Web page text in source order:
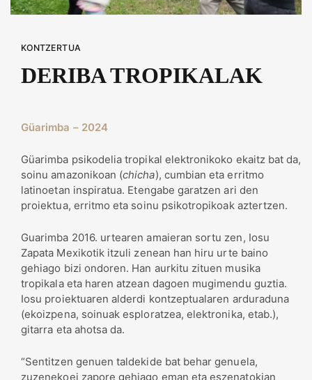
KONTZERTUA
DERIBA TROPIKALAK
Güarimba – 2024
Güarimba psikodelia tropikal elektronikoko ekaitz bat da,
soinu amazonikoan (chicha), cumbian eta erritmo
latinoetan inspiratua. Etengabe garatzen ari den
proiektua, erritmo eta soinu psikotropikoak aztertzen.
Guarimba 2016. urtearen amaieran sortu zen, Iosu
Zapata Mexikotik itzuli zenean han hiru urte baino
gehiago bizi ondoren. Han aurkitu zituen musika
tropikala eta haren atzean dagoen mugimendu guztia.
Iosu proiektuaren alderdi kontzeptualaren arduraduna
(ekoizpena, soinuak esploratzea, elektronika, etab.),
gitarra eta ahotsa da.
“Sentitzen genuen taldekide bat behar genuela,
zuzenekoei zapore gehiago eman eta eszenatokian